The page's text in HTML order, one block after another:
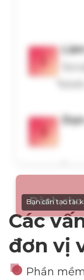
Dành
Bạn cần tạo tài
Các
đơn vị
Phần